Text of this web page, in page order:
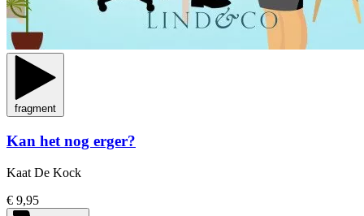
fragment
Kan het nog erger?
Kaat De Kock
€ 9,95